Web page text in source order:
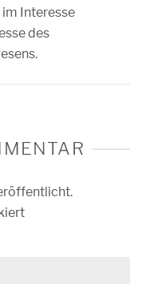
im Interesse
des